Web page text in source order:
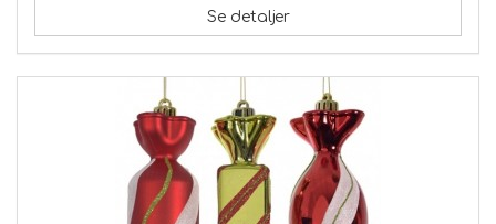
Se detaljer